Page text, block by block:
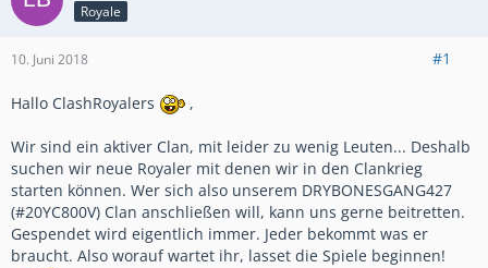
Royale
10. Juni 2018 #1
Hallo ClashRoyalers ,
Wir sind ein aktiver Clan, mit leider zu wenig Leuten... Deshalb
suchen wir neue Royaler mit denen wir in den Clankrieg
starten können. Wer sich also unserem DRYBONESGANG427
(#20YC800V) Clan anschließen will, kann uns gerne beitretten.
Gespendet wird eigentlich immer. Jeder bekommt was er
braucht. Also worauf wartet ihr, lasset die Spiele beginnen!